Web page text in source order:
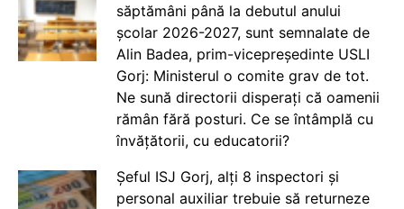
săptămâni până la debutul anului
școlar 2026-2027, sunt semnalate de
Alin Badea, prim-vicepreședinte USLI
Gorj: Ministerul o comite grav de tot.
Ne sună directorii disperați că oamenii
rămân fără posturi. Ce se întâmplă cu
învățătorii, cu educatorii?
Șeful ISJ Gorj, alți 8 inspectori și
personal auxiliar trebuie să returneze